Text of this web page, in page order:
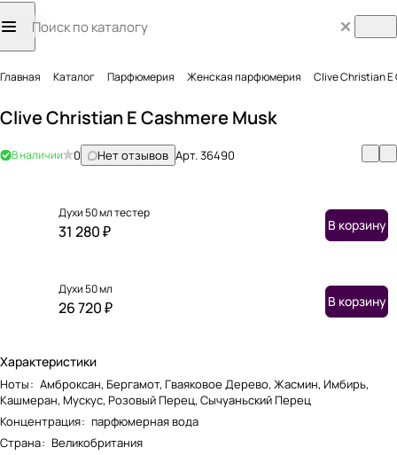
Главная Каталог Парфюмерия Женская парфюмерия Clive Christian E
Clive Christian E Cashmere Musk
В наличии 0 Нет отзывов Арт.36490
Духи 50 мл тестер
31 280 ₽ В корзину
Духи 50 мл
26 720 ₽ В корзину
Характеристики
Ноты: Амброксан, Бергамот, Гваяковое Дерево, Жасмин, Имбирь,
Кашмеран, Мускус, Розовый Перец, Сычуаньский Перец
Концентрация: парфюмерная вода
Страна: Великобритания